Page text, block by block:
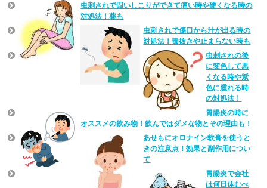
虫刺されで固いしこりができて痛い時や硬くなる時の
対処法！薬も
虫刺されで傷口から汁が出る時の
対処法！毒抜きや止まらない時も
虫刺されの後
に変色して黒
くなる時や紫
色に腫れる時
の対処法！
胃腸炎の時に
オススメの飲み物！飲んではダメな物とその理由も！
あせもにオロナイン軟膏を使うと
きの注意点！効果と副作用につい
て
胃腸炎で会社
は何日休むべ